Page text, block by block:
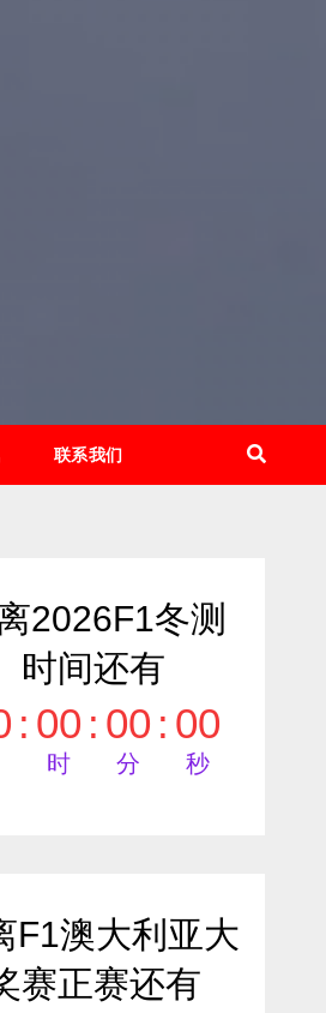
联系我们
2026F1冬测
时间还有
: 00
时
: 00
分
: 00
秒
F1澳大利亚大
赛正赛还有